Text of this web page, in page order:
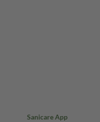
Sanicare App